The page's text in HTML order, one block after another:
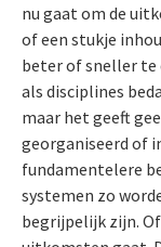
nu gaat om de
of een stukje
beter of sneller te
als disciplines
maar het geeft
georganiseerd of
fundamentelere
systemen zo
begrijpelijk zijn.